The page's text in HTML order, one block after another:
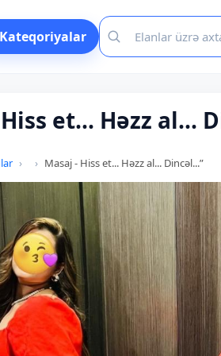
et... Həzz al...
Masaj - Hiss et... Həzz al... Dincəl...”